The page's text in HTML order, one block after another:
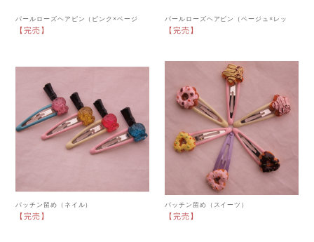
パールローズヘアピン（ピンク×ベージ
ュ）
【完売】
パールローズヘアピン（ベージュ×レッ
ド）
【完売】
パッチン留め（ネイル）
【完売】
パッチン留め（スイーツ）
【完売】